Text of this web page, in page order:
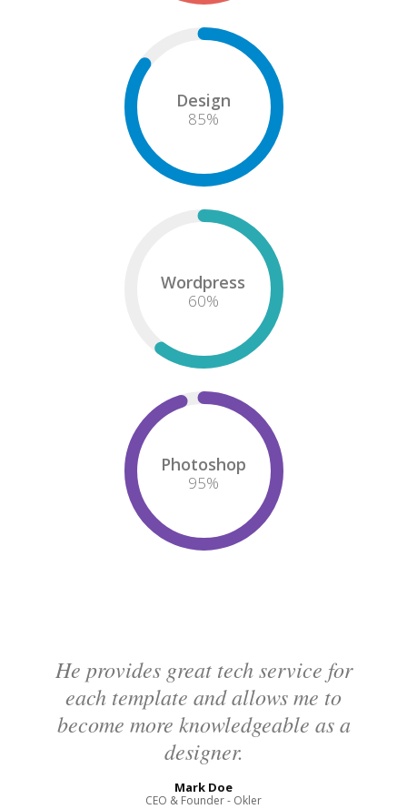
Design
85%
Wordpress
60%
Photoshop
95%
He provides great tech service for
each template and allows me to
become more knowledgeable as a
designer.
Mark Doe
CEO & Founder - Okler